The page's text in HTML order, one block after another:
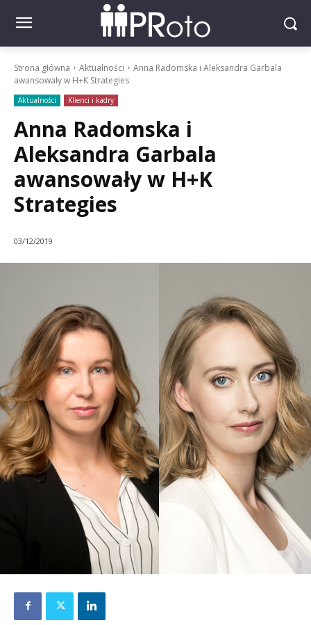
Strona główna Aktualności
Anna Radomska i Aleksandra Garbala
awansowały w H+K Strategies
Aktualności Klienci i kadry
Anna Radomska i
Aleksandra Garbala
awansowały w H+K
Strategies
03/12/2019